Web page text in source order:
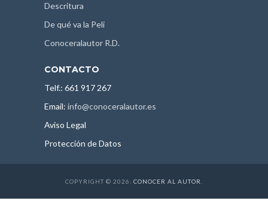
Descritura
De qué va la Peli
Conoceralautor R.D.
CONTACTO
Telf.: 661 917 267
Email: info@conoceralautor.es
Aviso Legal
Protección de Datos
COPYRIGHT © 2026. CONOCER AL AUTOR